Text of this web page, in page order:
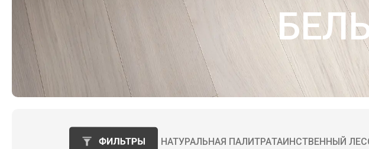
НАТУРАЛЬНАЯ ПАЛИТРАТАИНСТВЕННЫЙ ЛЕС